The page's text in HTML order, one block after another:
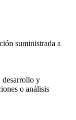
suministrada a
desarrollo y
o análisis